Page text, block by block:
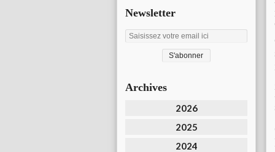
Newsletter
Archives
2026
2025
2024